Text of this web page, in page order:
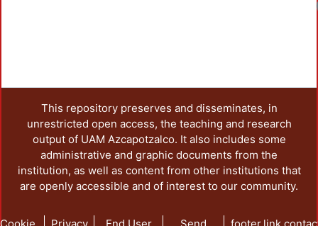
This repository preserves and disseminates, in
unrestricted open access, the teaching and research
output of UAM Azcapotzalco. It also includes some
administrative and graphic documents from the
institution, as well as content from other institutions that
are openly accessible and of interest to our community.